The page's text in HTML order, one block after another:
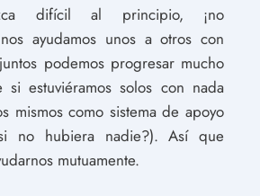
difícil al principio, ¡no
ayudamos unos a otros con
podemos progresar mucho
estuviéramos solos con nada
mismos como sistema de apoyo
no hubiera nadie?). Así que
mutuamente.